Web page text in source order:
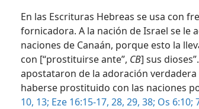
En las Escrituras Hebreas se usa con
fornicadora. A la nación de Israel se le
naciones de Canaán, porque esto la
con [“prostituirse ante”, CB] sus
apostataron de la adoración verdadera
haberse prostituido con las naciones
10, 13; Eze 16:15-17, 28, 29, 38; Os 6:10;